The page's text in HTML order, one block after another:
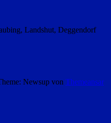
Landshut, Deggendorf
Newsup von Themeansar